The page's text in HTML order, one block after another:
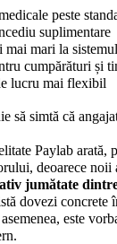
peste
suplimentare
mari la
cumpărături și
lucru mai flexibil
să simtă că
Paylab arată,
deoarece noii
jumătate
dovezi concrete
este